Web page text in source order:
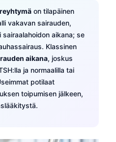
on tilapäinen
vakavan sairauden,
aikana; se
Klassinen
aikana, joskus
ja normaalilla tai
potilaat
toipumisen jälkeen,